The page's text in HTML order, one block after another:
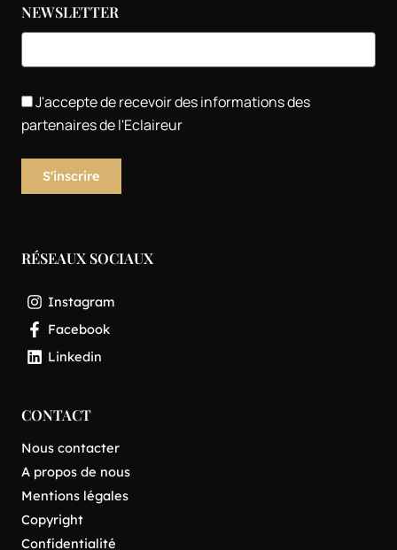
NEWSLETTER
J'accepte de recevoir des informations des
partenaires de l'Eclaireur
RÉSEAUX SOCIAUX
Instagram
Facebook
Linkedin
CONTACT
Nous contacter
A propos de nous
Mentions légales
Copyright
Confidentialité